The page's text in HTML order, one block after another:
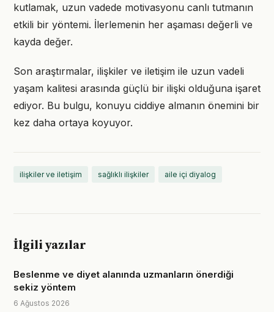
kutlamak, uzun vadede motivasyonu canlı tutmanın
etkili bir yöntemi. İlerlemenin her aşaması değerli ve
kayda değer.
Son araştırmalar, ilişkiler ve iletişim ile uzun vadeli
yaşam kalitesi arasında güçlü bir ilişki olduğuna işaret
ediyor. Bu bulgu, konuyu ciddiye almanın önemini bir
kez daha ortaya koyuyor.
ilişkiler ve iletişim sağlıklı ilişkiler aile içi diyalog
İlgili yazılar
Beslenme ve diyet alanında uzmanların önerdiği
sekiz yöntem
6 Ağustos 2026